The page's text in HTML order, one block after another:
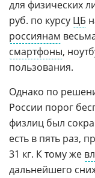
для физических
руб. по курсу ЦБ
россиянам
смартфоны,
пользования.
Однако по
России порог
физлиц был
есть в пять раз,
31 кг. К тому же
дальнейшего